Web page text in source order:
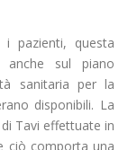
pazienti, questa
anche sul piano
sanitaria per la
disponibili. La
Tavi effettuate in
ciò comporta una